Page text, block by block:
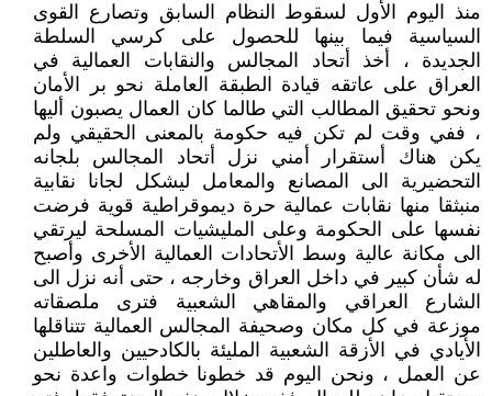
منذ اليوم الأول لسقوط النظام السابق وتصارع القوى
السياسية فيما بينها للحصول على كرسي السلطة
الجديدة ، أخذ أتحاد المجالس والنقابات العمالية في
العراق على عاتقه قيادة الطبقة العاملة نحو بر الأمان
ونحو تحقيق المطالب التي طالما كان العمال يصبون أليها
، ففي وقت لم تكن فيه حكومة بالمعنى الحقيقي ولم
يكن هناك أستقرار أمني نزل أتحاد المجالس بلجانه
التحضيرية الى المصانع والمعامل ليشكل لجانا نقابية
منبثقا منها نقابات عمالية حرة ديموقراطية قوية فرضت
نفسها على الحكومة وعلى المليشيات المسلحة ليرتقي
الى مكانة عالية وسط الأتحادات العمالية الأخرى وأصبح
له شأن كبير في داخل العراق وخارجه ، حتى أنه نزل الى
الشارع العراقي والمقاهي الشعبية فترى ملصقاته
موزعة في كل مكان وصحيفة المجالس العمالية تتناقلها
الأيادي في الأزقة الشعبية المليئة بالكادحيين والعاطلين
عن العمل ، ونحن اليوم قد خطونا خطوات واعدة نحو